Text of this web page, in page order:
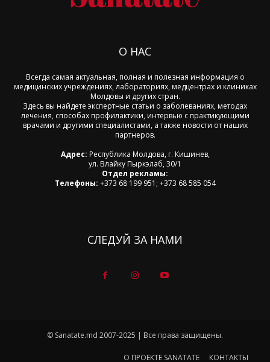
О НАС
Всегда самая актуальная, полная и полезная информация о
медицинских учреждениях, лабораториях, медцентрах и клиниках
Молдовы и других стран.
Здесь вы найдете экспертные статьи о заболеваниях, методах
лечения, способах профилактики, интервью с практикующими
врачами и другими специалистами, а также новости от наших
партнеров.
Адрес: Республика Молдова, г. Кишинев,
ул. Влайку Пыркэлаб, 30/1
Отдел рекламы:
Телефоны: +373 68 199 951; +373 68 585 054
СЛЕДУЙ ЗА НАМИ
© Sanatate.md 2007-2025 | Все права защищены.
О ПРОЕКТЕ SANATATE КОНТАКТЫ